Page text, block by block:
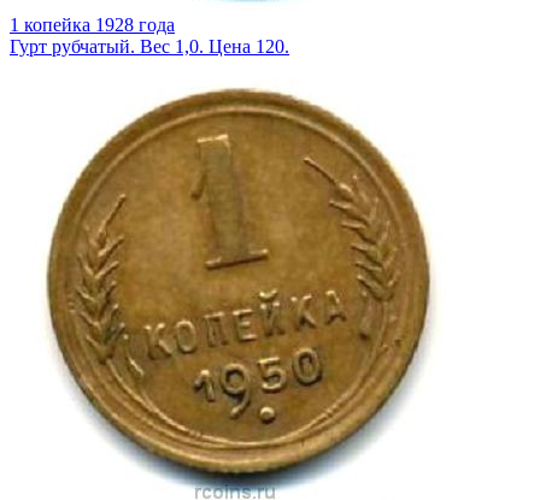
1 копейка 1928 года
Гурт рубчатый. Вес 1,0. Цена 120.